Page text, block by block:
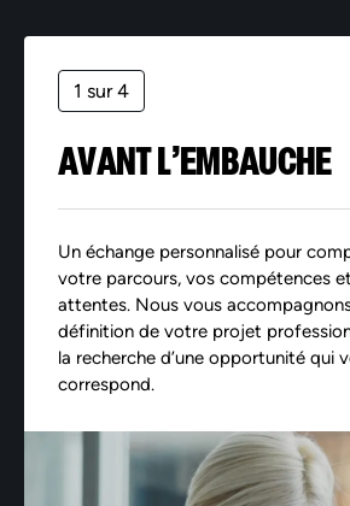
1 sur 4
AVANT L’EMBAUCHE
Un échange personnalisé pour
votre parcours, vos compétences
attentes. Nous vous
définition de votre projet
la recherche d’une opportunité qui
correspond.